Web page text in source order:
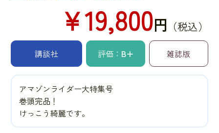
￥19,800円 （税込）
講談社 評価： B+ 雑誌版
アマゾンライダー大特集号
巻頭完品！
けっこう綺麗です。